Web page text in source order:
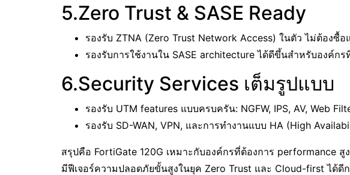
5.Zero Trust & SASE Ready
รองรับ ZTNA (Zero Trust Network Access) ในตัว ไม่ต้องซื้อ
รองรับการใช้งานใน SASE architecture ได้ดีขึ้นสำหรับองค์ก
6.Security Services เต็มรูปแบบ
รองรับ UTM features แบบครบครัน: NGFW, IPS, AV, Web
รองรับ SD-WAN, VPN, และการทำงานแบบ HA (High
สรุปคือ FortiGate 120G เหมาะกับองค์กรที่ต้องการ performance
มีฟีเจอร์ความปลอดภัยขั้นสูงในยุค Zero Trust และ Cloud-first ได้ดี